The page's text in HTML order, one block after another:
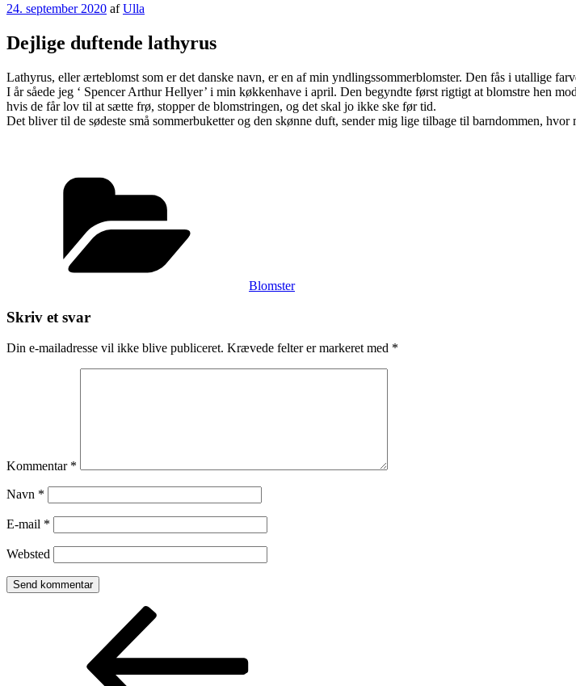
Udgivet
24. september 2020 afUlla
Dejlige duftende lathyrus
Lathyrus, eller ærteblomst som er det danske navn, er en af min yndlingssommerblomster. Den fås i utallige
I år såede jeg ‘ Spencer Arthur Hellyer’ i min køkkenhave i april. Den begyndte først rigtigt at blomstre hen
hvis de får lov til at sætte frø, stopper de blomstringen, og det skal jo ikke ske før tid.
Det bliver til de sødeste små sommerbuketter og den skønne duft, sender mig lige tilbage til barndommen, hvor
Blomster
Skriv et svar
Din e-mailadresse vil ikke blive publiceret. Krævede felter er markeret med *
Kommentar *
Navn *
E-mail *
Websted
Indlægsnavigation